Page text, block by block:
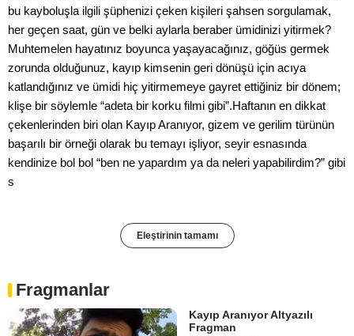
bu kayboluşla ilgili şüphenizi çeken kişileri şahsen sorgulamak,
her geçen saat, gün ve belki aylarla beraber ümidinizi yitirmek?
Muhtemelen hayatınız boyunca yaşayacağınız, göğüs germek
zorunda olduğunuz, kayıp kimsenin geri dönüşü için acıya
katlandığınız ve ümidi hiç yitirmemeye gayret ettiğiniz bir dönem;
klişe bir söylemle “adeta bir korku filmi gibi”.Haftanın en dikkat
çekenlerinden biri olan Kayıp Aranıyor, gizem ve gerilim türünün
başarılı bir örneği olarak bu temayı işliyor, seyir esnasında
kendinize bol bol “ben ne yapardım ya da neleri yapabilirdim?” gibi
s
Eleştirinin tamamı
Fragmanlar
Kayıp Aranıyor Altyazılı
Fragman